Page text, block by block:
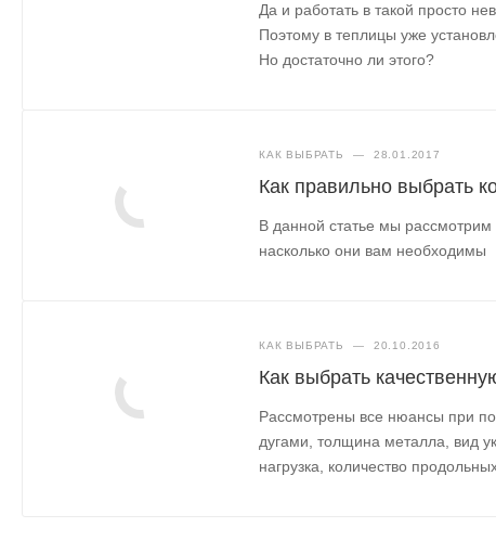
Да и работать в такой просто
Поэтому в теплицы уже
Но достаточно ли этого?
КАК ВЫБРАТЬ — 28.01.2017
Как правильно выбрать
В данной статье мы
насколько они вам необходимы
КАК ВЫБРАТЬ — 20.10.2016
Как выбрать
Рассмотрены все нюансы при
дугами, толщина металла, вид
нагрузка, количество